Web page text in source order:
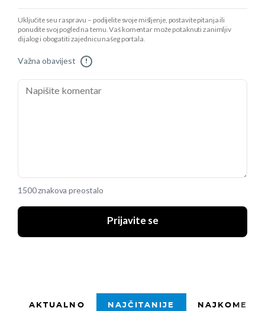
Uključite se u raspravu – podijelite svoje mišljenje, postavite pitanja ili
ponudite svoj pogled na temu. Vaš komentar može potaknuti zanimljiv
dijalog i obogatiti zajednicu našeg portala.
Važna obavijest !
1500 znakova preostalo
Prijavite se
AKTUALNO NAJČITANIJE